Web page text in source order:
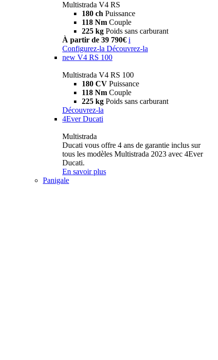
Multistrada V4 RS
180 ch Puissance
118 Nm Couple
225 kg Poids sans carburant
À partir de 39 790€ i
Configurez-la Découvrez-la
new V4 RS 100
Multistrada V4 RS 100
180 CV Puissance
118 Nm Couple
225 kg Poids sans carburant
Découvrez-la
4Ever Ducati
Multistrada
Ducati vous offre 4 ans de garantie inclus sur
tous les modèles Multistrada 2023 avec 4Ever
Ducati.
En savoir plus
Panigale